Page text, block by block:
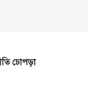
চোপড়া